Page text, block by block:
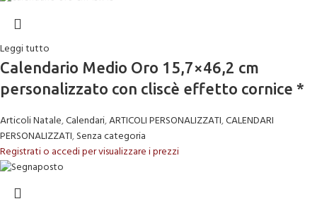
Leggi tutto
Calendario Medio Oro 15,7×46,2 cm
personalizzato con cliscè effetto cornice *
Articoli Natale,Calendari,ARTICOLI PERSONALIZZATI,CALENDARI
PERSONALIZZATI,Senza categoria
Registrati o accedi per visualizzare i prezzi